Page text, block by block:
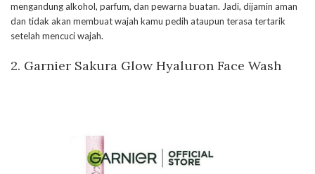
mengandung alkohol, parfum, dan pewarna buatan. Jadi, dijamin aman
dan tidak akan membuat wajah kamu pedih ataupun terasa tertarik
setelah mencuci wajah.
2. Garnier Sakura Glow Hyaluron Face Wash